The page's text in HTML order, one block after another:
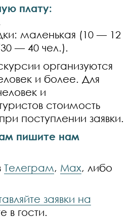
плату:
маленькая (10 — 12
— 40 чел.).
организуются
и более. Для
и
стоимость
поступлении заявки.
пишите нам
Телеграм, Max, либо
заявки на
в гости.